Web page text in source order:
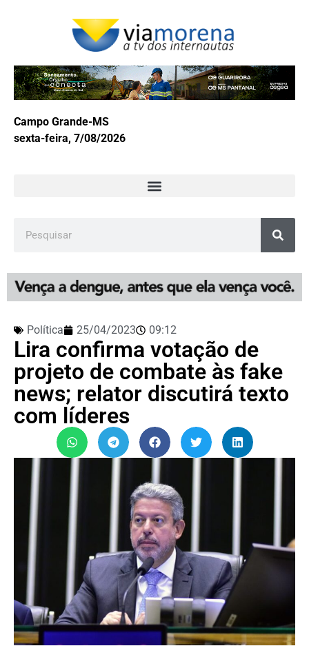
Campo Grande-MS
sexta-feira, 7/08/2026
Política 25/04/2023 09:12
Lira confirma votação de
projeto de combate às fake
news; relator discutirá texto
com líderes